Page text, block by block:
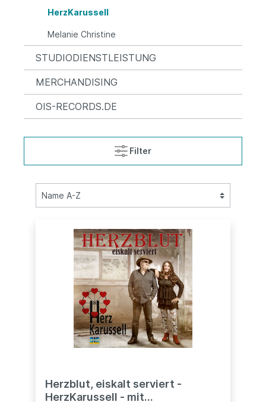
HerzKarussell
Melanie Christine
STUDIODIENSTLEISTUNG
MERCHANDISING
OIS-RECORDS.DE
Filter
Herzblut, eiskalt serviert -
HerzKarussell - mit